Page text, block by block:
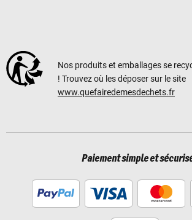
Nos produits et emballages se
! Trouvez où les déposer sur le site
www.quefairedemesdechets.fr
Paiement simple et